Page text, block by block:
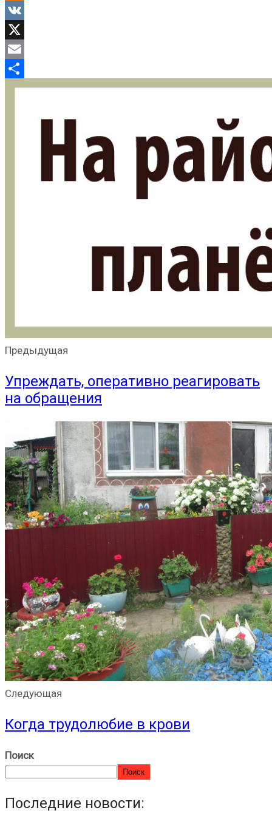
Odnoklassniki
VK
X
Email
Отправить
Предыдущая
Упреждать, оперативно реагировать
на обращения
Следующая
Когда трудолюбие в крови
Поиск
Поиск
Последние новости: